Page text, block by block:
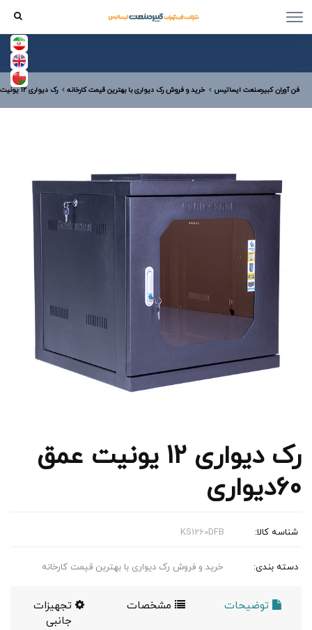
فن آوران کبیرصنعت ایساتیس خرید و فروش رک دیواری با بهترین قیمت کارخانه رک دیواری 12 یونیت عمق 60دیواری
رک دیواری 12 یونیت عمق
60دیواری
شناسه کالا: KS1260DFB
دسته بندی: خرید و فروش رک دیواری با بهترین قیمت کارخانه
توضیحات مشخصات
تجهیزات
جانبی